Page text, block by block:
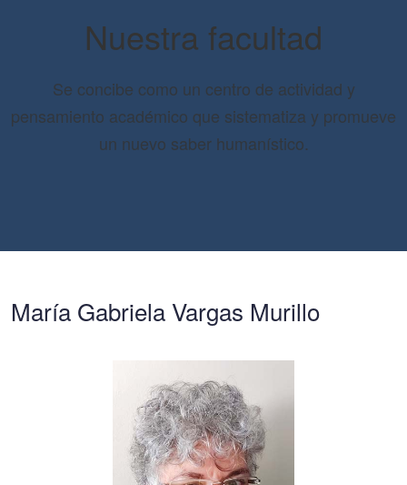
Nuestra facultad
Se concibe como un centro de actividad y
pensamiento académico que sistematiza y promueve
un nuevo saber humanístico.
María Gabriela Vargas Murillo